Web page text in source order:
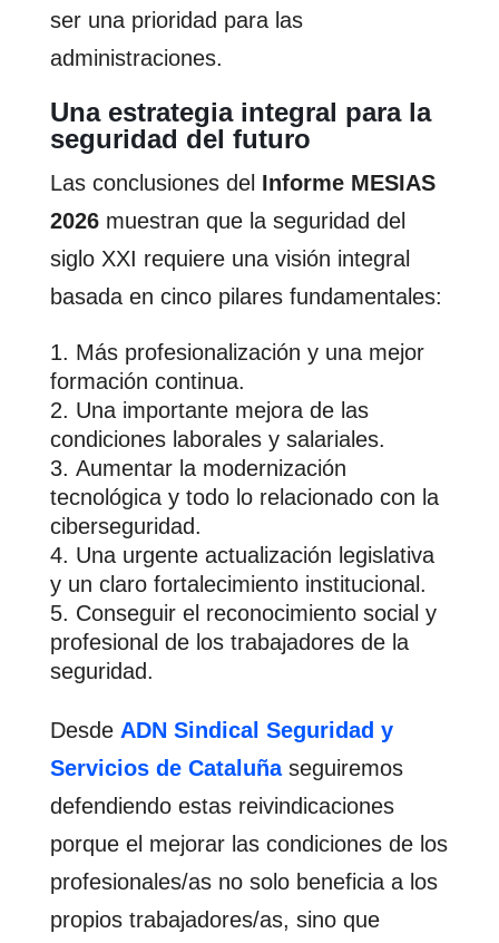
ser una prioridad para las
administraciones.
Una estrategia integral para la
seguridad del futuro
Las conclusiones del Informe MESIAS
2026muestran que la seguridad del
siglo XXI requiere una visión integral
basada en cinco pilares fundamentales:
Más profesionalización y una mejor
formación continua.
Una importante mejora de las
condiciones laborales y salariales.
Aumentar la modernización
tecnológica y todo lo relacionado con la
ciberseguridad.
Una urgente actualización legislativa
y un claro fortalecimiento institucional.
Conseguir el reconocimiento social y
profesional de los trabajadores de la
seguridad.
Desde ADN Sindical Seguridad y
Servicios de Cataluñaseguiremos
defendiendo estas reivindicaciones
porque el mejorar las condiciones de los
profesionales/as no solo beneficia a los
propios trabajadores/as, sino que